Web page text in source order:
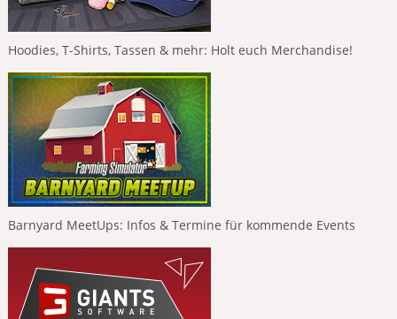
Hoodies, T-Shirts, Tassen & mehr: Holt euch Merchandise!
Barnyard MeetUps: Infos & Termine für kommende Events